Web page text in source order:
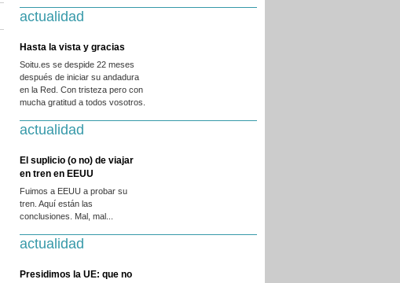
actualidad
Hasta la vista y gracias
Soitu.es se despide 22 meses
después de iniciar su andadura
en la Red. Con tristeza pero con
mucha gratitud a todos vosotros.
actualidad
El suplicio (o no) de viajar
en tren en EEUU
Fuimos a EEUU a probar su
tren. Aquí están las
conclusiones. Mal, mal...
actualidad
Presidimos la UE: que no